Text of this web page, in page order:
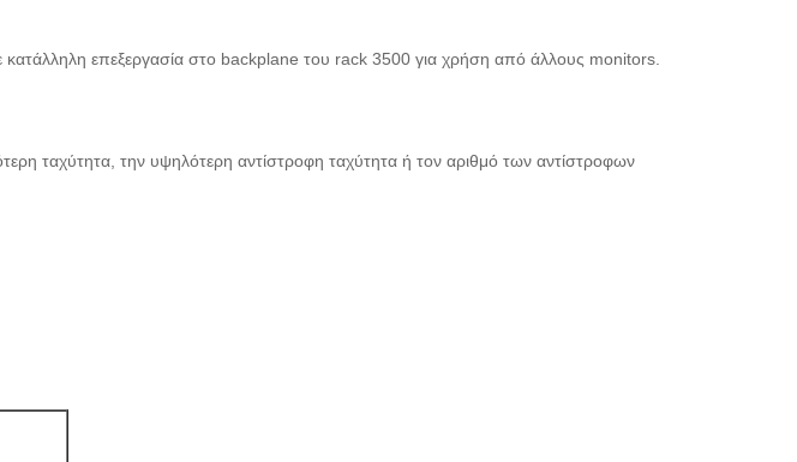
επεξεργασία στο backplane του rack 3500 για χρήση από άλλους monitors.
ταχύτητα, την υψηλότερη αντίστροφη ταχύτητα ή τον αριθμό των αντίστροφων